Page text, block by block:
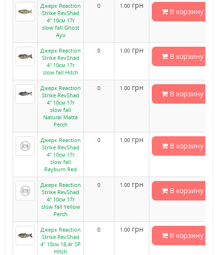
Джерк Reaction
Strike RevShad
4" 10см 17г
slow fall Ghost
Ayu
0 1.00 грн
В корзину
Джерк Reaction
Strike RevShad
4" 10см 17г
slow fall Hitch
0 1.00 грн
В корзину
Джерк Reaction
Strike RevShad
4" 10см 17г
slow fall
Natural Matte
Perch
0 1.00 грн
В корзину
Джерк Reaction
Strike RevShad
4" 10см 17г
slow fall
Rayburn Red
0 1.00 грн
В корзину
Джерк Reaction
Strike RevShad
4" 10см 17г
slow fall Yellow
Perch
0 1.00 грн
В корзину
Джерк Reaction
Strike RevShad
4" 10см 18,4г SP
Hitch
0 1.00 грн
В корзину